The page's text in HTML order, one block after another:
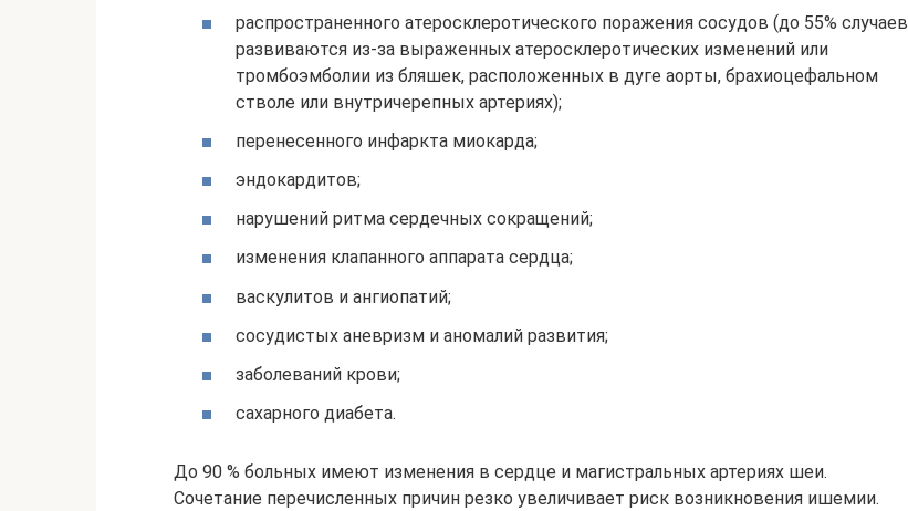
распространенного атеросклеротического поражения сосудов (до 55% случаев
развиваются из-за выраженных атеросклеротических изменений или
тромбоэмболии из бляшек, расположенных в дуге аорты, брахиоцефальном
стволе или внутричерепных артериях);
перенесенного инфаркта миокарда;
эндокардитов;
нарушений ритма сердечных сокращений;
изменения клапанного аппарата сердца;
васкулитов и ангиопатий;
сосудистых аневризм и аномалий развития;
заболеваний крови;
сахарного диабета.
До 90 % больных имеют изменения в сердце и магистральных артериях шеи.
Сочетание перечисленных причин резко увеличивает риск возникновения ишемии.